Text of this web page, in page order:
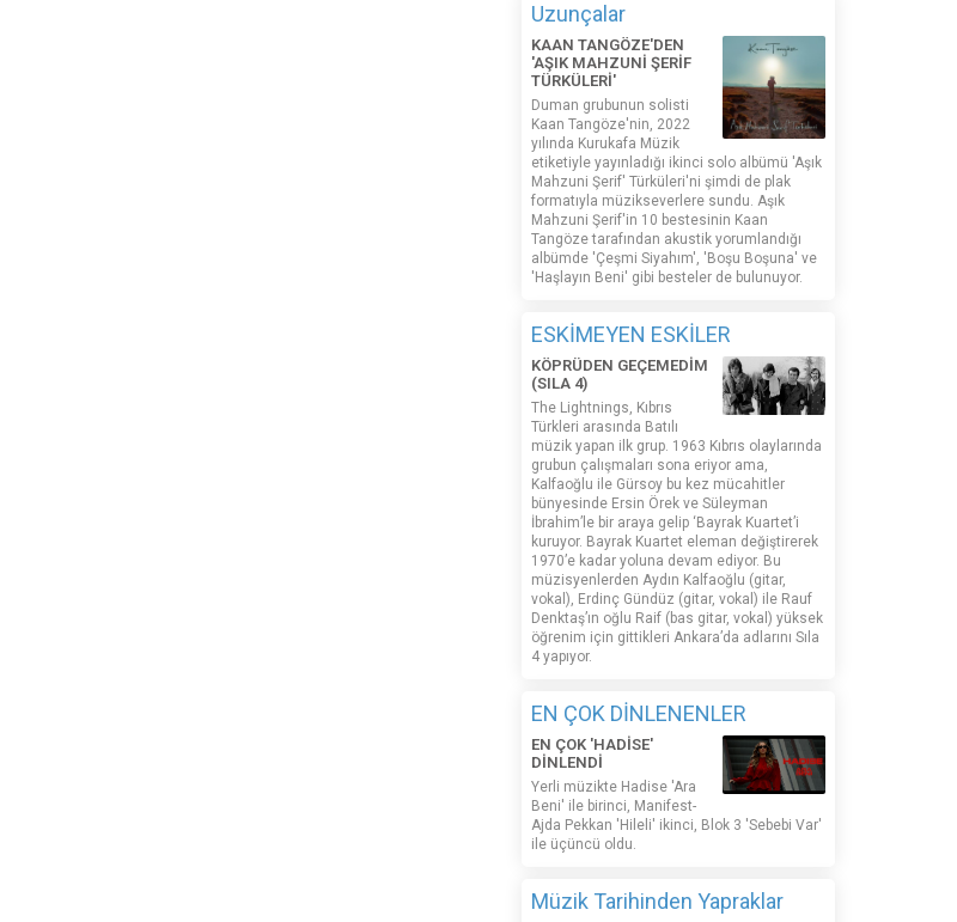
Uzunçalar
KAAN TANGÖZE'DEN
'AŞIK MAHZUNİ ŞERİF
TÜRKÜLERİ'
Duman grubunun solisti
Kaan Tangöze'nin, 2022
yılında Kurukafa Müzik
etiketiyle yayınladığı ikinci solo albümü 'Aşık
Mahzuni Şerif' Türküleri'ni şimdi de plak
formatıyla müzikseverlere sundu. Aşık
Mahzuni Şerif'in 10 bestesinin Kaan
Tangöze tarafından akustik yorumlandığı
albümde 'Çeşmi Siyahım', 'Boşu Boşuna' ve
'Haşlayın Beni' gibi besteler de bulunuyor.
ESKİMEYEN ESKİLER
KÖPRÜDEN GEÇEMEDİM
(SILA 4)
The Lightnings, Kıbrıs
Türkleri arasında Batılı
müzik yapan ilk grup. 1963 Kıbrıs olaylarında
grubun çalışmaları sona eriyor ama,
Kalfaoğlu ile Gürsoy bu kez mücahitler
bünyesinde Ersin Örek ve Süleyman
İbrahim’le bir araya gelip ‘Bayrak Kuartet’i
kuruyor. Bayrak Kuartet eleman değiştirerek
1970’e kadar yoluna devam ediyor. Bu
müzisyenlerden Aydın Kalfaoğlu (gitar,
vokal), Erdinç Gündüz (gitar, vokal) ile Rauf
Denktaş’ın oğlu Raif (bas gitar, vokal) yüksek
öğrenim için gittikleri Ankara’da adlarını Sıla
4 yapıyor.
EN ÇOK DİNLENENLER
EN ÇOK 'HADİSE'
DİNLENDİ
Yerli müzikte Hadise 'Ara
Beni' ile birinci, Manifest-
Ajda Pekkan 'Hileli' ikinci, Blok 3 'Sebebi Var'
ile üçüncü oldu.
Müzik Tarihinden Yapraklar